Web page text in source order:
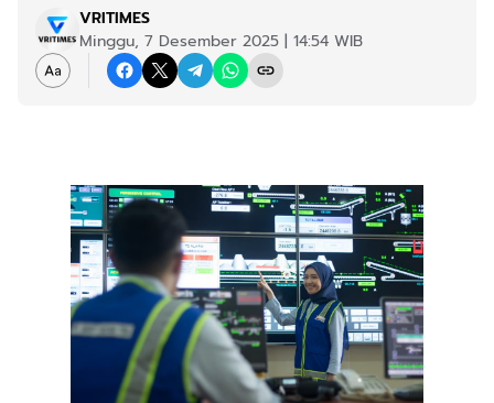
VRITIMES
Minggu, 7 Desember 2025 | 14:54 WIB